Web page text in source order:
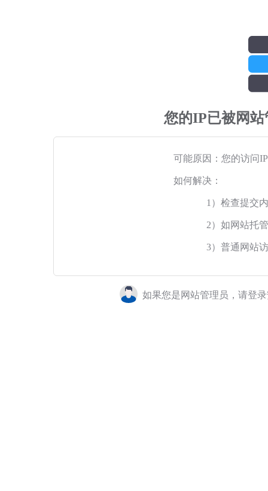
您的IP已被网
可能原因：您的访问
如何解决：
1）检查提交
2）如网站托
3）普通网站
如果您是网站管理员，请登